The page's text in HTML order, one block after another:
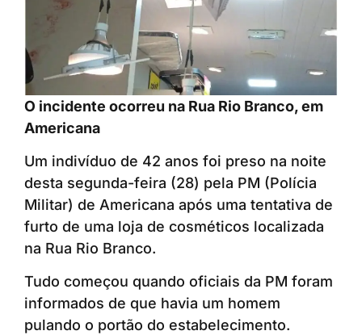
O incidente ocorreu na Rua Rio Branco, em
Americana
Um indivíduo de 42 anos foi preso na noite
desta segunda-feira (28) pela PM (Polícia
Militar) de Americana após uma tentativa de
furto de uma loja de cosméticos localizada
na Rua Rio Branco.
Tudo começou quando oficiais da PM foram
informados de que havia um homem
pulando o portão do estabelecimento.